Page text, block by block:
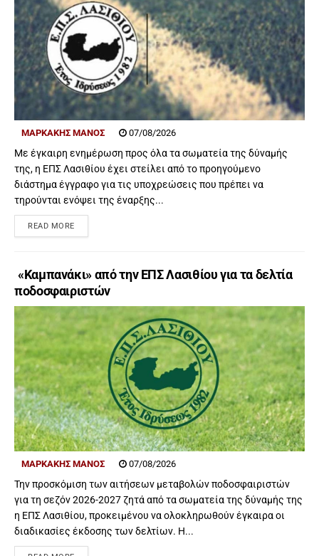
ΜΑΡΚΑΚΗΣ ΜΑΝΟΣ 07/08/2026
Με έγκαιρη ενημέρωση προς όλα τα σωματεία της δύναμής
της, η ΕΠΣ Λασιθίου έχει στείλει από το προηγούμενο
διάστημα έγγραφο για τις υποχρεώσεις που πρέπει να
τηρούνται ενόψει της έναρξης...
READ MORE
«Καμπανάκι» από την ΕΠΣ Λασιθίου για τα δελτία
ποδοσφαιριστών
ΜΑΡΚΑΚΗΣ ΜΑΝΟΣ 07/08/2026
Την προσκόμιση των αιτήσεων μεταβολών ποδοσφαιριστών
για τη σεζόν 2026-2027 ζητά από τα σωματεία της δύναμής της
η ΕΠΣ Λασιθίου, προκειμένου να ολοκληρωθούν έγκαιρα οι
διαδικασίες έκδοσης των δελτίων. Η...